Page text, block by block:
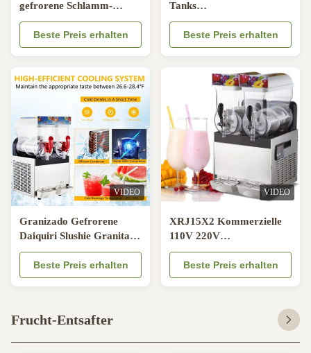
gefrorene Schlamm-
Maschine
Beste Preis erhalten
Tanks
Tiefkühlgetränkehersteller
Margarita-Slush-Maschine
für Bargeschäft
Beste Preis erhalten
VIDEO
Granizado Gefrorene
Daiquiri Slushie Granita
Schnittmacher
Beste Preis erhalten
VIDEO
XRJ15X2 Kommerzielle
110V 220V
Schleimmaschine
Industrielle
Schleimmaschine für
Beste Preis erhalten
Frucht-Entsafter